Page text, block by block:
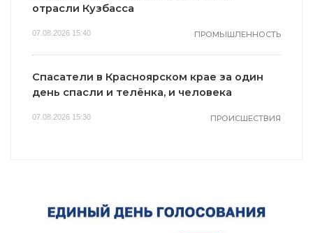
отрасли Кузбасса
07.08.2026 15:40 ПРОМЫШЛЕННОСТЬ
Спасатели в Красноярском крае за один
день спасли и телёнка, и человека
07.08.2026 15:30 ПРОИСШЕСТВИЯ